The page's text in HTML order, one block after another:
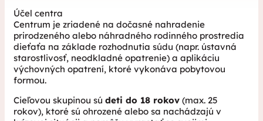
Účel centra
Centrum je zriadené na dočasné nahradenie
prirodzeného alebo náhradného rodinného prostredia
dieťaťa na základe rozhodnutia súdu (napr. ústavná
starostlivosť, neodkladné opatrenie) a aplikáciu
výchovných opatrení, ktoré vykonáva pobytovou
formou.
Cieľovou skupinou sú deti do 18 rokov (max. 25
rokov), ktoré sú ohrozené alebo sa nachádzajú v